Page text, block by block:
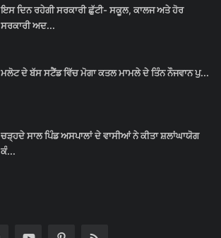
ਇਸ ਦਿਨ ਰਹੇਗੀ ਸਰਕਾਰੀ ਛੁੱਟੀ- ਸਕੂਲ, ਕਾਲਜ ਅਤੇ ਹੋਰ
ਸਰਕਾਰੀ ਅਦ...
ਮਲੋਟ ਦੇ ਬੱਸ ਸਟੈਂਡ ਵਿੱਚ ਮੋਗਾ ਕਤਲ ਮਾਮਲੇ ਦੇ ਤਿੰਨ ਨੌਜਵਾਨ ਪੁ...
ਚੜ੍ਹਦੇ ਸਾਲ ਪਿੰਡ ਅਸਪਾਲਾਂ ਦੇ ਵਾਸੀਆਂ ਨੇ ਕੀਤਾ ਸ਼ਲਾਂਘਾਯੋਗ
ਕੰ...